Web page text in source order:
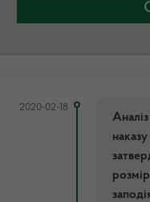
2020-02-18